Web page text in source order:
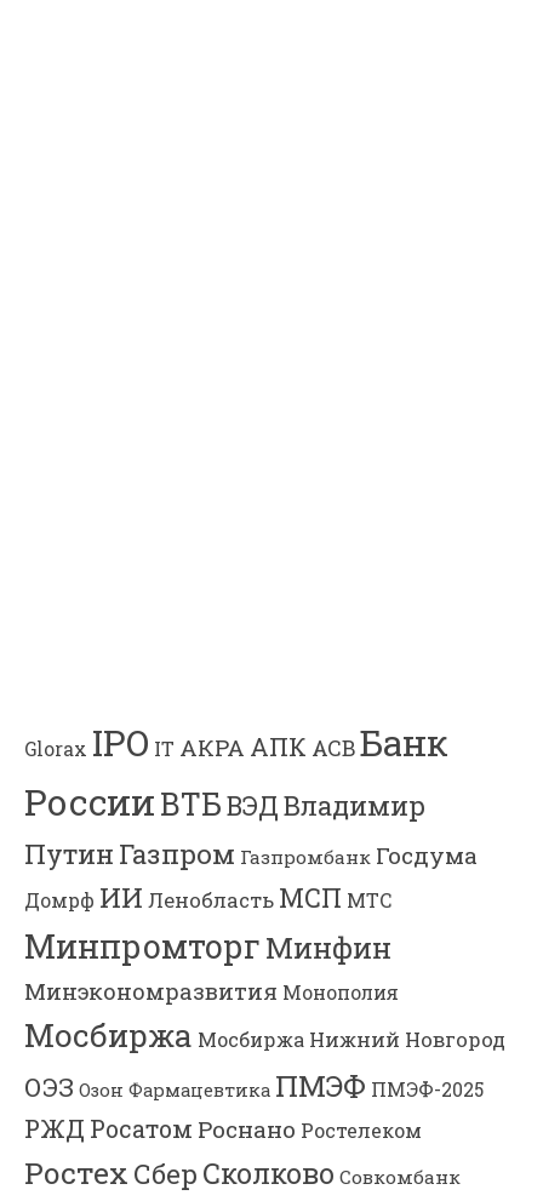
Glorax IPO IT АКРА АПК АСВБанк
РоссииВТБВЭДВладимир
Путин Газпром Газпромбанк Госдума
Домрф ИИ Ленобласть МСП МТС
МинпромторгМинфин
Минэкономразвития Монополия
Мосбиржа Мосбиржа Нижний Новгород
ОЭЗ Озон Фармацевтика ПМЭФ ПМЭФ-2025
РЖД Росатом Роснано Ростелеком
Ростех Сбер Сколково Совкомбанк